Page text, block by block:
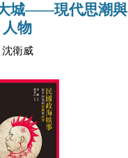
城——現代思潮與
人物
沈衛威